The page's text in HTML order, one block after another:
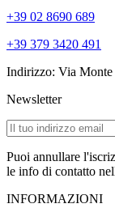
+39 02 8690 689
+39 379 3420 491
Indirizzo: Via
Newsletter
Puoi annullare
le info di contatto
INFORMAZIONI